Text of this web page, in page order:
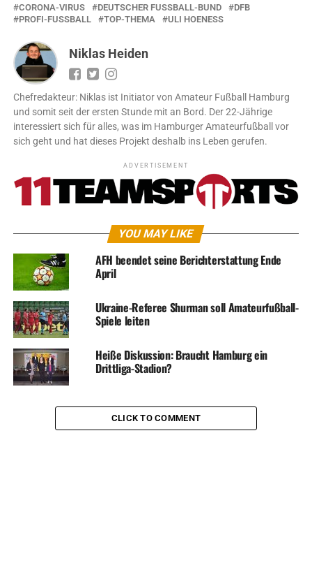
CORONA-VIRUS
DEUTSCHER FUSSBALL-BUND
DFB
PROFI-FUSSBALL
TOP-THEMA ULI HOENESS
Niklas Heiden
Chefredakteur: Niklas ist Initiator von Amateur Fußball Hamburg
und somit seit der ersten Stunde mit an Bord. Der 22-Jährige
interessiert sich für alles, was im Hamburger Amateurfußball vor
sich geht und hat dieses Projekt deshalb ins Leben gerufen.
ADVERTISEMENT
YOU MAY LIKE
AFH beendet seine Berichterstattung Ende
April
Ukraine-Referee Shurman soll Amateurfußball-
Spiele leiten
Heiße Diskussion: Braucht Hamburg ein
Drittliga-Stadion?
CLICK TO COMMENT